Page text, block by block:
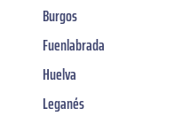
Burgos
Fuenlabrada
Huelva
Leganés